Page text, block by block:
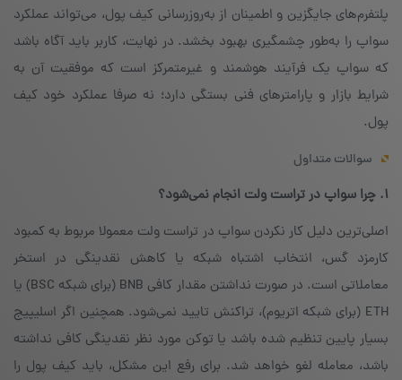
پلتفرم‌های جایگزین و اطمینان از به‌روزرسانی کیف پول، می‌تواند عملکرد
سواپ را به‌طور چشمگیری بهبود بخشد. در نهایت، کاربر باید آگاه باشد
که سواپ یک فرآیند هوشمند و غیرمتمرکز است که موفقیت آن به
شرایط بازار و پارامترهای فنی بستگی دارد؛ نه صرفا عملکرد خود کیف
پول.
سوالات متداول
۱. چرا سواپ در تراست ولت انجام نمی‌شود؟
اصلی‌ترین دلیل کار نکردن سواپ در تراست ولت معمولا مربوط به کمبود
کارمزد گس، انتخاب اشتباه شبکه یا کاهش نقدینگی در استخر
معاملاتی است. در صورت نداشتن مقدار کافی BNB (برای شبکه BSC) یا
ETH (برای شبکه اتریوم)، تراکنش تایید نمی‌شود. همچنین اگر اسلیپیج
بسیار پایین تنظیم شده باشد یا توکن مورد نظر نقدینگی کافی نداشته
باشد، معامله لغو خواهد شد. برای رفع این مشکل، باید کیف پول را